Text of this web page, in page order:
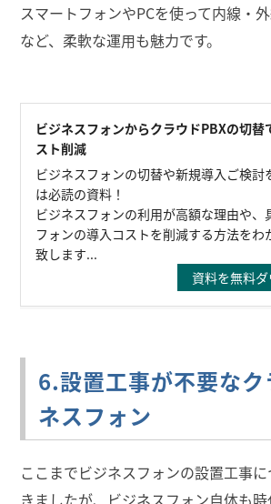
スマートフォンやPCを使って内線・
など、柔軟な運用も魅力です。
ビジネスフォンからクラウドPBXの切替
スト削減
ビジネスフォンの切替や新規導入ご検討
は必読の資料！
ビジネスフォンの利用が高額な理由や、
フォンの導入コストを削減する方法をわ
致します...
資料を無料
6.設置工事が不要な
ネスフォン
ここまでビジネスフォンの設置工事
きましたが、ビジネスフォン自体も